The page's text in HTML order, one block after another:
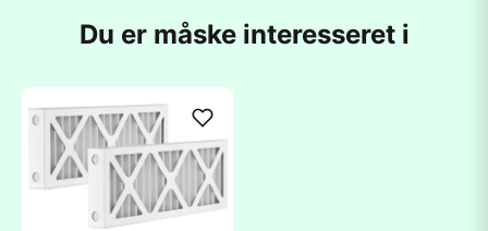
Du er måske interesseret i